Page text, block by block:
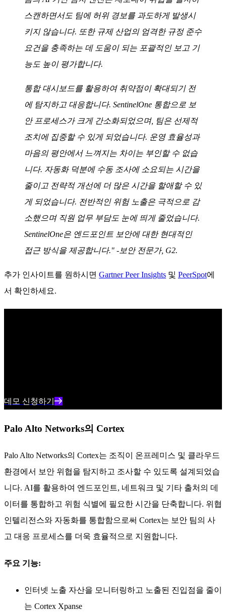
스캔하면서도 팀에 허위 경보를 과도하게 발생시
키지 않습니다. 또한 규제 산업의 엄격한 규정 준수
요건을 충족하는 데 도움이 되는 포괄적인 보고 기
능도 높이 평가합니다.
통합 대시보드를 활용하여 취약점이 확대되기 전
에 탐지하고 대응합니다. SentinelOne 통합으로 보
안 프로세스가 크게 간소화되었으며, 팀은 선제적
조치에 집중할 수 있게 되었습니다. 운영 효율성과
마음의 평안에서 느껴지는 차이는 부인할 수 없습
니다. 자동화 덕분에 수동 조사에 소요되는 시간을
줄이고 전략적 개선에 더 많은 시간을 할애할 수 있
게 되었습니다. 전반적인 위험 노출은 극적으로 감
소했으며 직원 업무 부담도 눈에 띄게 줄었습니다.
SentinelOne은 엔드포인트 보안에 대한 현대적인
접근 방식을 제공합니다." -보안 전문가, G2.
추가 인사이트를 원하시면 Gartner Peer Insights 및 PeerSpot에
서 확인하세요.
데모 신청하기
Palo Alto Networks의 Cortex
Palo Alto Networks의 Cortex는 조직이 온프레미스 및 클라우드
환경에서 보안 위협을 탐지하고 조사할 수 있도록 설계되었습
니다. AI를 활용하여 엔드포인트, 네트워크 및 기타 출처의 데
이터를 통합하고 위험 식별에 필요한 시간을 단축합니다. 위협
인텔리전스와 자동화를 통합함으로써 Cortex는 보안 팀의 사
고 대응 프로세스를 더욱 효율적으로 지원합니다.
주요 기능:
인터넷 노출 자산을 모니터링하고 노출된 진입점을 줄이
는 Cortex Xpanse